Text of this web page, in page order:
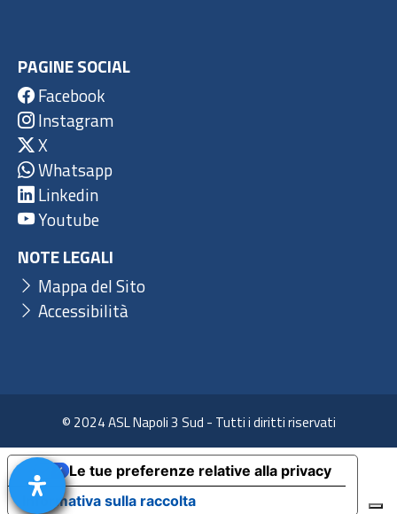
PAGINE SOCIAL
Facebook
Instagram
X
Whatsapp
Linkedin
Youtube
NOTE LEGALI
Mappa del Sito
Accessibilità
© 2024 ASL Napoli 3 Sud - Tutti i diritti riservati
Informativa sulla raccolta
Le tue preferenze relative alla privacy